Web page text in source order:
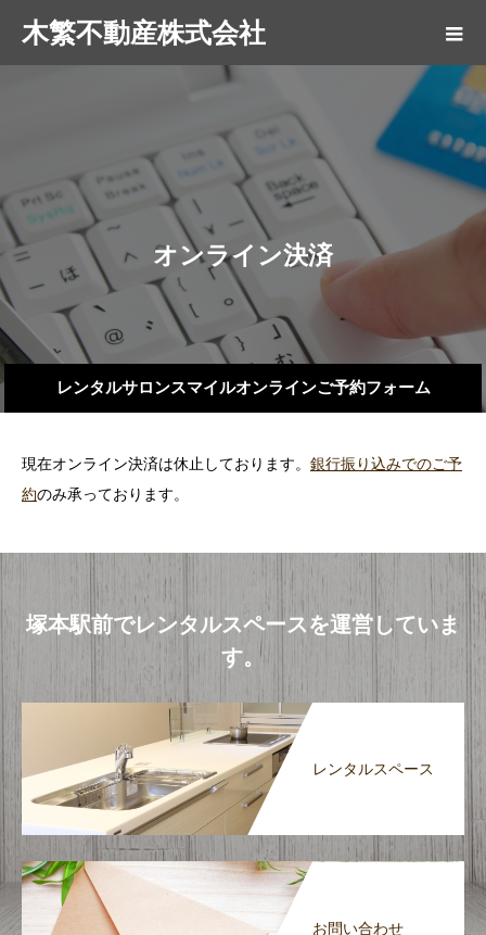
木繁不動産株式会社
レンタルサロンスマイルオンラインご予約フォーム
オ ンライン 決済のご
現在オンライン決済は休止しております。 銀行振り込みでのご予
約のみ承っております。
塚本駅前でレンタルスペースを運営していま
す。
レンタルスペース
お問い合わせ